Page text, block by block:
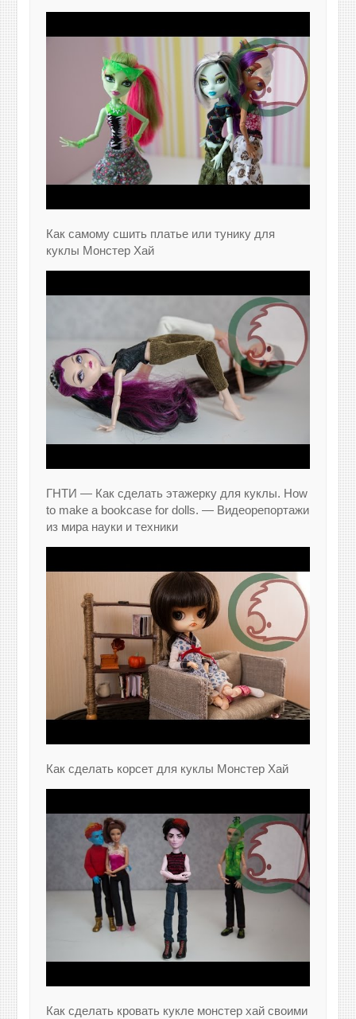
Как самому сшить платье или тунику для
куклы Монстер Хай
ГНТИ — Как сделать этажерку для куклы. How
to make a bookcase for dolls. — Видеорепортажи
из мира науки и техники
Как сделать корсет для куклы Монстер Хай
Как сделать кровать кукле монстер хай своими